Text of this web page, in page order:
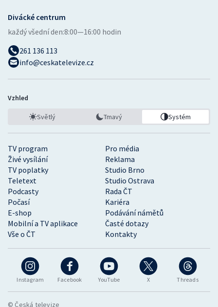
Instagram Facebook YouTube X Threads
TV program
Pro média
Živé vysílání
Reklama
TV poplatky
Studio Brno
Teletext
Studio Ostrava
Podcasty
Rada ČT
Počasí
Kariéra
E-shop
Podávání námětů
Mobilní a TV aplikace
Časté dotazy
Vše o ČT
Kontakty
Divácké centrum
každý všední den:8:00—16:00 hodin
261 136 113
info@ceskatelevize.cz
Vzhled
Světlý Tmavý Systém
© Česká televize